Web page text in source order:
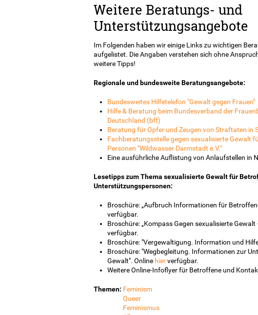
Weitere Beratungs- und
Unterstützungsangebote
Im Folgenden haben wir einige Links zu wichtigen
aufgelistet. Die Angaben verstehen sich ohne
weitere Tipps!
Regionale und bundesweite Beratungsangebote:
Bundesweites Hilfetelefon "Gewalt gegen Frauen"
Hilfe & Beratung beim Bundesverband der
Deutschland (bff)
Beratung für Opfer und Zeugen von Straftaten in
Fachberatungsstelle gegen sexualisierte Gewalt
Personen "Wildwasser Darmstadt e.V."
Eine ausführliche Auflistung von Anlaufstellen in
Lesetipps zum Thema sexualisierte Gewalt für
Unterstützungspersonen:
Broschüre: „Aufbruch Informationen für
verfügbar.
Broschüre: „Kompass Gegen sexualisierte
verfügbar.
Broschüre: "Vergewaltigung. Information und
Broschüre: "Wegbegleitung. Informationen zur
Gewalt". Online hierverfügbar.
Weitere Online-Infoflyer für Betroffene und
Themen: Feminism
Queer
Feminismus